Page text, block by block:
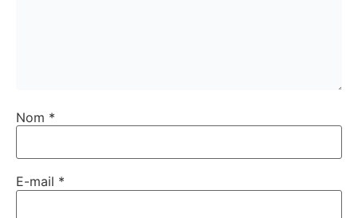
Nom *
E-mail *